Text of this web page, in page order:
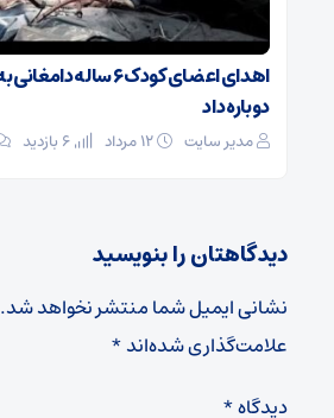
دوباره داد
مدیر سایت
دیدگاهتان را بنویسید
نشانی ایمیل شما منتشر نخواهد شد.
علامت‌گذاری شده‌اند*
دیدگاه*